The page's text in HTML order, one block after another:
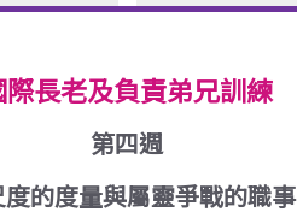
際長老及負責弟兄訓練
第四週
的度量與屬靈爭戰的職事